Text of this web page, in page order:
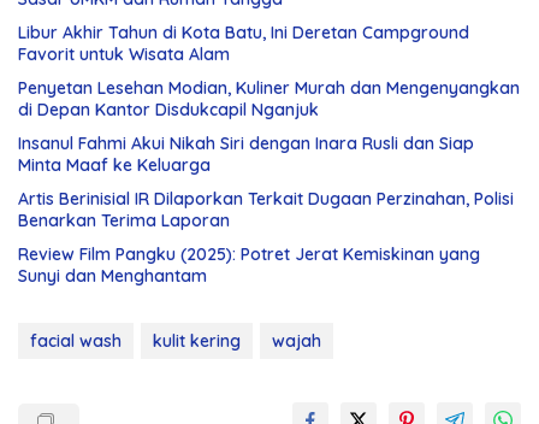
Libur Akhir Tahun di Kota Batu, Ini Deretan Campground
Favorit untuk Wisata Alam
Penyetan Lesehan Modian, Kuliner Murah dan Mengenyangkan
di Depan Kantor Disdukcapil Nganjuk
Insanul Fahmi Akui Nikah Siri dengan Inara Rusli dan Siap
Minta Maaf ke Keluarga
Artis Berinisial IR Dilaporkan Terkait Dugaan Perzinahan, Polisi
Benarkan Terima Laporan
Review Film Pangku (2025): Potret Jerat Kemiskinan yang
Sunyi dan Menghantam
facial wash kulit kering wajah